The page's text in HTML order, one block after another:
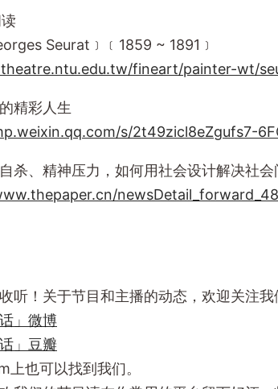
Seurat﹞﹝1859 ~ 1891﹞
fineart/painter-wt/
精彩人生
s/2t49zicl8eZgufs7-
杀、精神压力，如何用社会设计解决社会
听！关于节目和主播的动态，欢迎关注我
」微博
」豆瓣
上也可以找到我们。